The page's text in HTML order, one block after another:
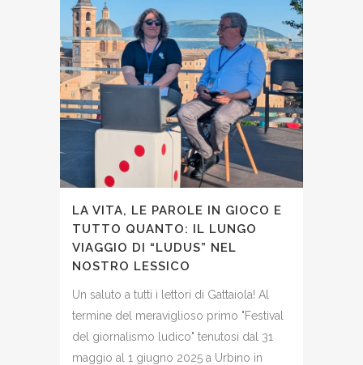
LA VITA, LE PAROLE IN GIOCO E
TUTTO QUANTO: IL LUNGO
VIAGGIO DI “LUDUS” NEL
NOSTRO LESSICO
Un saluto a tutti i lettori di Gattaiola! Al
termine del meraviglioso primo "Festival
del giornalismo ludico" tenutosi dal 31
maggio al 1 giugno 2025 a Urbino in